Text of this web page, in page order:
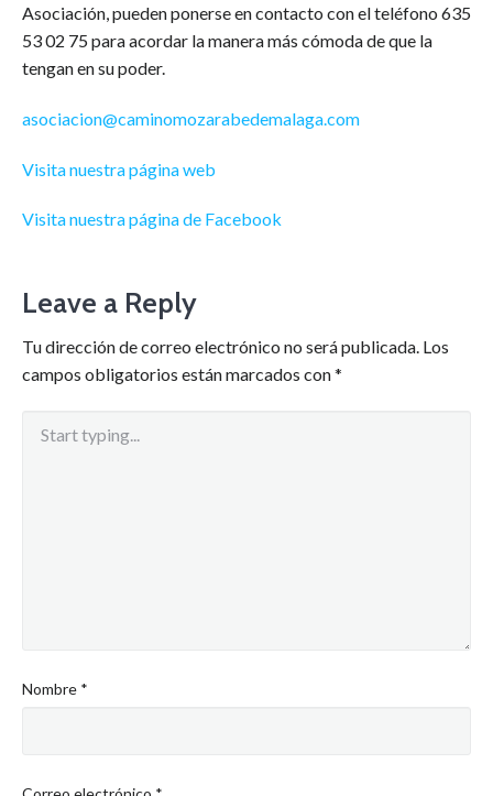
Asociación, pueden ponerse en contacto con el teléfono 635
53 02 75 para acordar la manera más cómoda de que la
tengan en su poder.
asociacion@caminomozarabedemalaga.com
Visita nuestra página web
Visita nuestra página de Facebook
Leave a Reply
Tu dirección de correo electrónico no será publicada. Los
campos obligatorios están marcados con*
Nombre *